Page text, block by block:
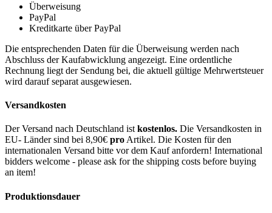
Überweisung
PayPal
Kreditkarte über PayPal
Die entsprechenden Daten für die Überweisung werden nach
Abschluss der Kaufabwicklung angezeigt. Eine ordentliche
Rechnung liegt der Sendung bei, die aktuell gültige Mehrwertsteuer
wird darauf separat ausgewiesen.
Versandkosten
Der Versand nach Deutschland ist kostenlos. Die Versandkosten in
EU- Länder sind bei 8,90€ pro Artikel. Die Kosten für den
internationalen Versand bitte vor dem Kauf anfordern! International
bidders welcome - please ask for the shipping costs before buying
an item!
Produktionsdauer